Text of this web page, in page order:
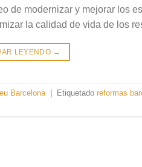
de modernizar y mejorar los
la calidad de vida de los
LEYENDO →
Barcelona Etiquetado reformas